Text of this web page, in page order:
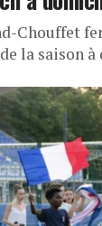
Chouffet
la saison